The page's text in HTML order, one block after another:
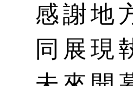
感謝地
同展現